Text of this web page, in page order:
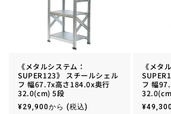
《メタルシステム：
SUPER123》 スチールシェル
フ 幅67.7x高さ184.0x奥行
32.0(cm) 5段
通
¥29,900から (税込)
《メタ
フ 幅
通